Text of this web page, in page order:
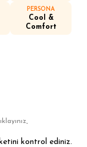
PERSONA
Cool &
Comfort
.
kontrol ediniz.